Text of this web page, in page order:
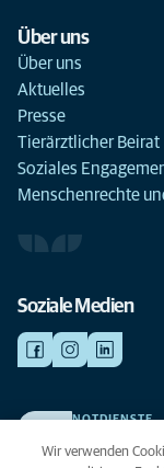
Über uns
Über uns
Aktuelles
Presse
Tierärztlicher Beirat
Soziales
Menschenrechte
Soziale Medien
NOTDIENSTE
beste
Wir verwenden